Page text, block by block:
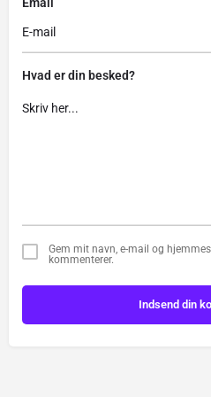
Hvad er din besked?
Gem mit navn, e-mail og
kommenterer.
Indsend din